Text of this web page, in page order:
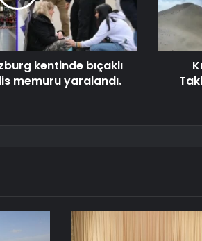
kentinde bıçaklı
memuru yaralandı.